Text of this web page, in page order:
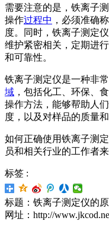
需要注意的是，铁离子
操作过程中 ，必须准确
度。同时，铁离子测定
维护紧密相关，定期进
和可靠性。
铁离子测定仪是一种非
域 ，包括化工、环保、
操作方法，能够帮助人
度，以及对样品的质量
如何正确使用铁离子测
员和相关行业的工作者
标签 :
标题：铁离子测定仪的
网址：http://